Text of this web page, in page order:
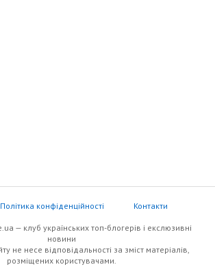
Політика конфіденційності Контакти
— клуб українських топ-блогерів i екслюзивнi
новини
не несе відповідальності за зміст матеріалів,
розміщених користувачами.